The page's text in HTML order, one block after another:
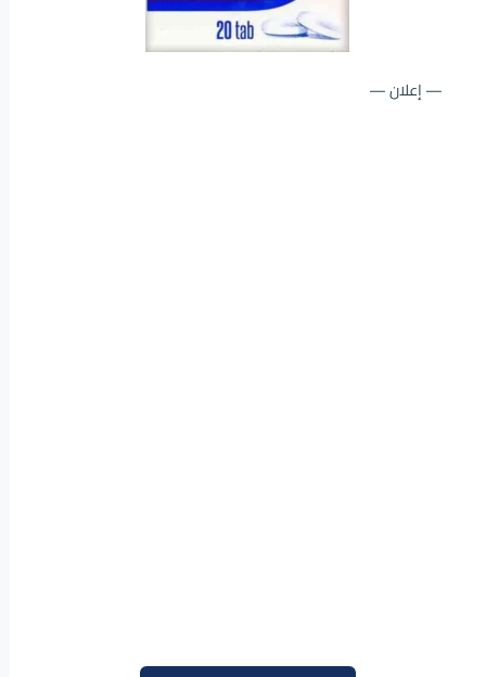
— إعلان —